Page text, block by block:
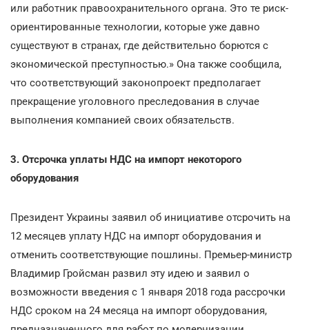
или работник правоохранительного органа. Это те риск-
ориентированные технологии, которые уже давно
существуют в странах, где действительно борются с
экономической преступностью.» Она также сообщила,
что соответствующий законопроект предполагает
прекращение уголовного преследования в случае
выполнения компанией своих обязательств.
3. Отсрочка уплаты НДС на импорт некоторого
оборудования
Президент Украины заявил об инициативе отсрочить на
12 месяцев уплату НДС на импорт оборудования и
отменить соответствующие пошлины. Премьер-министр
Владимир Гройсман развил эту идею и заявил о
возможности введения с 1 января 2018 года рассрочки
НДС сроком на 24 месяца на импорт оборудования,